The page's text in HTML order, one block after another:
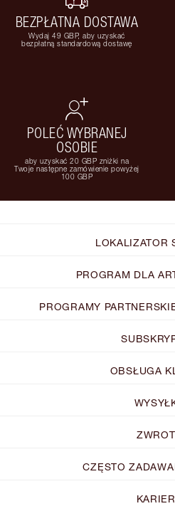
BEZPŁATNA DOSTAWA
Wydaj 49 GBP, aby uzyskać
bezpłatną standardową dostawę
POLEĆ WYBRANEJ
OSOBIE
aby uzyskać 20 GBP zniżki na
Twoje następne zamówienie powyżej
100 GBP
LOKALIZATOR
PROGRAM DLA
PROGRAMY
OBSŁUGA
CZĘSTO